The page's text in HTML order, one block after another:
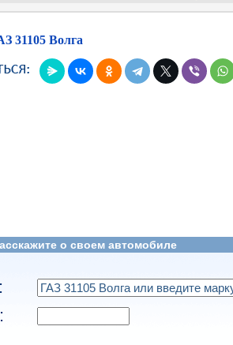
31105 Волга
о своем автомобиле